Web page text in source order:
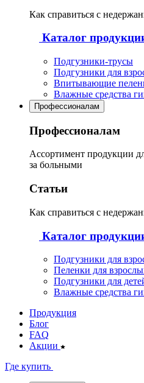
Как справиться с
Каталог
Подгузники-трусы
Подгузники для
Впитывающие
Влажные средства
Профессионалам
Профессионалам
Ассортимент продукции
за больными
Статьи
Как справиться с
Каталог
Подгузники для
Пеленки для
Подгузники для
Влажные средства
Продукция
Блог
FAQ
Акции
Где купить